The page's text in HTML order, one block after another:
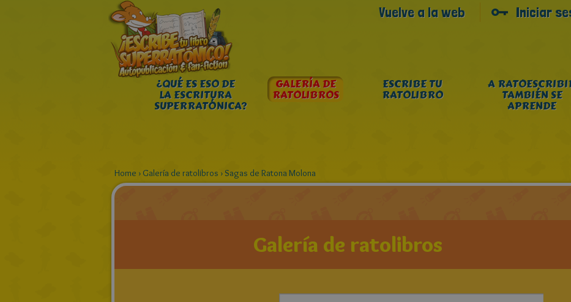
Vuelve a la web Iniciar
¿QUÉ ES ESO DE
LA ESCRITURA
SUPERRATÓNICA?
GALERÍA DE
RATOLIBROS
ESCRIBE TU
RATOLIBRO
A
TAMBIÉN SE
APRENDE
Home › Galería de ratolibros › Sagas de Ratona Molona
Galería de ratolibros